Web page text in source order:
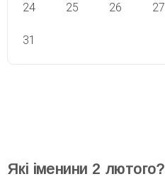
24 25 26 27
31
Які іменини 2 лютого?